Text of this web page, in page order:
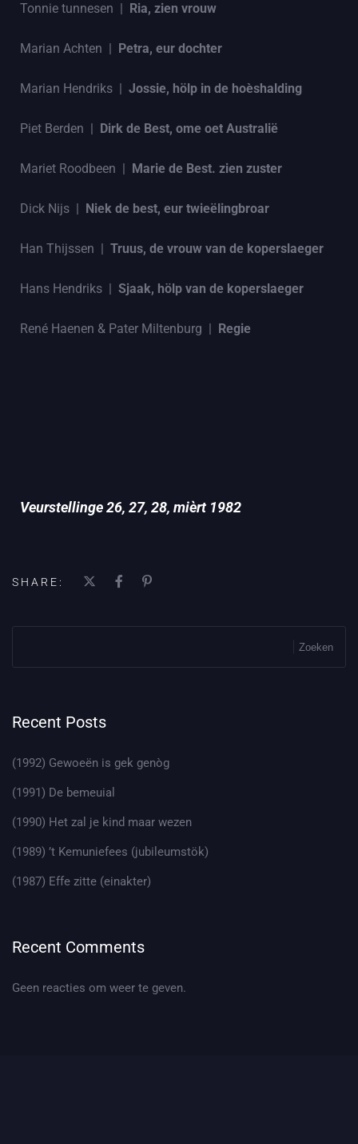
Tonnie tunnesen | Ria, zien vrouw
Marian Achten | Petra, eur dochter
Marian Hendriks | Jossie, hölp in de hoèshalding
Piet Berden | Dirk de Best, ome oet Australië
Mariet Roodbeen | Marie de Best. zien zuster
Dick Nijs | Niek de best, eur twieëlingbroar
Han Thijssen | Truus, de vrouw van de koperslaeger
Hans Hendriks | Sjaak, hölp van de koperslaeger
René Haenen & Pater Miltenburg | Regie
Veurstellinge 26, 27, 28, mièrt 1982
SHARE:
Zoeken
Recent Posts
(1992) Gewoeën is gek genòg
(1991) De bemeuial
(1990) Het zal je kind maar wezen
(1989) ’t Kemuniefees (jubileumstök)
(1987) Effe zitte (einakter)
Recent Comments
Geen reacties om weer te geven.